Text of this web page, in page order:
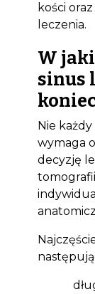
kości
leczenia.
W
sinus
Nie
wymaga
decyzję